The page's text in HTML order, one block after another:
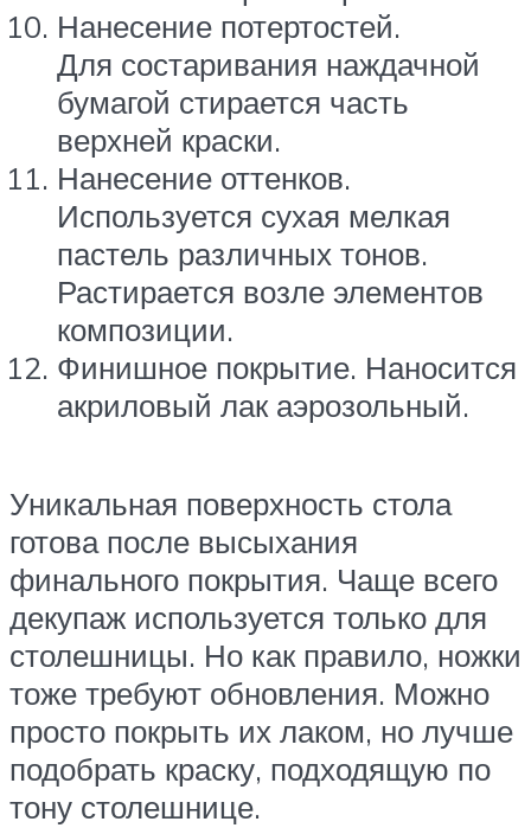
Нанесение потертостей.
Для состаривания наждачной
бумагой стирается часть
верхней краски.
Нанесение оттенков.
Используется сухая мелкая
пастель различных тонов.
Растирается возле элементов
композиции.
Финишное покрытие. Наносится
акриловый лак аэрозольный.
Уникальная поверхность стола
готова после высыхания
финального покрытия. Чаще всего
декупаж используется только для
столешницы. Но как правило, ножки
тоже требуют обновления. Можно
просто покрыть их лаком, но лучше
подобрать краску, подходящую по
тону столешнице.